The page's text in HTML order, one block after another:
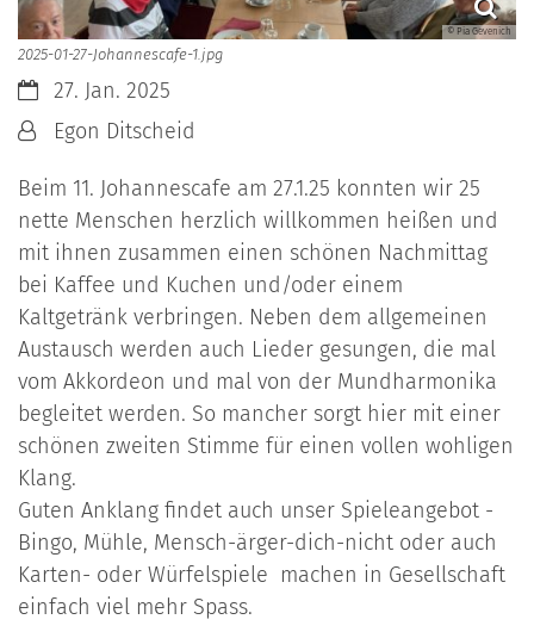
© Pia Gevenich
2025-01-27-Johannescafe-1.jpg
Datum:27. Jan. 2025
Von:Egon Ditscheid
Beim 11. Johannescafe am 27.1.25 konnten wir 25
nette Menschen herzlich willkommen heißen und
mit ihnen zusammen einen schönen Nachmittag
bei Kaffee und Kuchen und/oder einem
Kaltgetränk verbringen. Neben dem allgemeinen
Austausch werden auch Lieder gesungen, die mal
vom Akkordeon und mal von der Mundharmonika
begleitet werden. So mancher sorgt hier mit einer
schönen zweiten Stimme für einen vollen wohligen
Klang.
Guten Anklang findet auch unser Spieleangebot -
Bingo, Mühle, Mensch-ärger-dich-nicht oder auch
Karten- oder Würfelspiele machen in Gesellschaft
einfach viel mehr Spass.